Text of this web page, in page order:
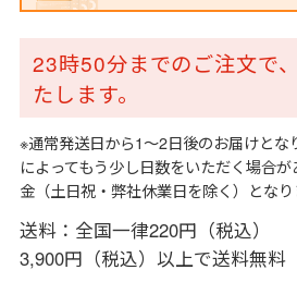
23時50分までのご注文で
たします。
※通常発送日から1～2日後のお届けとな
によってもう少し日数をいただく場合
金（土日祝・弊社休業日を除く）となり
送料：全国一律220円（税込）
3,900円（税込）以上で送料無料